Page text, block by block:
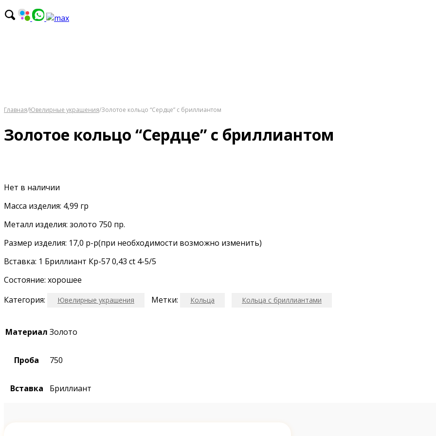
Главная/Ювелирные украшения/Золотое кольцо “Сердце” с бриллиантом
Золотое кольцо “Сердце” с бриллиантом
Нет в наличии
Масса изделия: 4,99 гр
Металл изделия: золото 750 пр.
Размер изделия: 17,0 р-р(при необходимости возможно изменить)
Вставка: 1 Бриллиант Кр-57 0,43 ct 4-5/5
Состояние: хорошее
Категория:
Ювелирные украшения Метки: Кольца Кольца с бриллиантами
Материал Золото
Проба 750
Вставка Бриллиант